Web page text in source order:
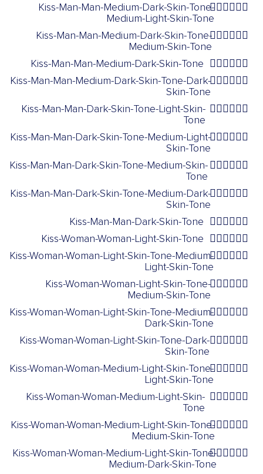
👨🏾‍❤️‍💋‍👨🏼
Kiss-Man-Man-Medium-Dark-Skin-Tone-
Medium-Light-Skin-Tone
👨🏾‍❤️‍💋‍👨🏽
Kiss-Man-Man-Medium-Dark-Skin-Tone-
Medium-Skin-Tone
👨🏾‍❤️‍💋‍👨🏾
Kiss-Man-Man-Medium-Dark-Skin-Tone
👨🏾‍❤️‍💋‍👨🏿
Kiss-Man-Man-Medium-Dark-Skin-Tone-Dark-
Skin-Tone
👨🏿‍❤️‍💋‍👨🏻
Kiss-Man-Man-Dark-Skin-Tone-Light-Skin-
Tone
👨🏿‍❤️‍💋‍👨🏼
Kiss-Man-Man-Dark-Skin-Tone-Medium-Light-
Skin-Tone
👨🏿‍❤️‍💋‍👨🏽
Kiss-Man-Man-Dark-Skin-Tone-Medium-Skin-
Tone
👨🏿‍❤️‍💋‍👨🏾
Kiss-Man-Man-Dark-Skin-Tone-Medium-Dark-
Skin-Tone
👨🏿‍❤️‍💋‍👨🏿
Kiss-Man-Man-Dark-Skin-Tone
👩🏻‍❤️‍💋‍👩🏻
Kiss-Woman-Woman-Light-Skin-Tone
👩🏻‍❤️‍💋‍👩🏼
Kiss-Woman-Woman-Light-Skin-Tone-Medium-
Light-Skin-Tone
👩🏻‍❤️‍💋‍👩🏽
Kiss-Woman-Woman-Light-Skin-Tone-
Medium-Skin-Tone
👩🏻‍❤️‍💋‍👩🏾
Kiss-Woman-Woman-Light-Skin-Tone-Medium-
Dark-Skin-Tone
👩🏻‍❤️‍💋‍👩🏿
Kiss-Woman-Woman-Light-Skin-Tone-Dark-
Skin-Tone
👩🏼‍❤️‍💋‍👩🏻
Kiss-Woman-Woman-Medium-Light-Skin-Tone-
Light-Skin-Tone
👩🏼‍❤️‍💋‍👩🏼
Kiss-Woman-Woman-Medium-Light-Skin-
Tone
👩🏼‍❤️‍💋‍👩🏽
Kiss-Woman-Woman-Medium-Light-Skin-Tone-
Medium-Skin-Tone
👩🏼‍❤️‍💋‍👩🏾
Kiss-Woman-Woman-Medium-Light-Skin-Tone-
Medium-Dark-Skin-Tone